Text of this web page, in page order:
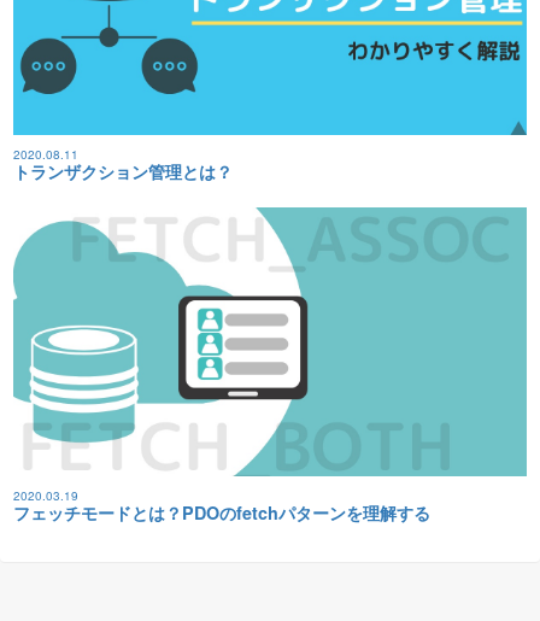
2020.08.11
トランザクション管理とは？
2020.03.19
フェッチモードとは？PDOのfetchパターンを理解する